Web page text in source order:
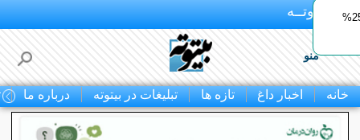
بـیتوتــه
منو
خانه اخبار داغ تازه ها تبلیغات در بیتوته درباره ما
ایمپلنت اقساطی با ضمانت مادام‌العمر+ 25%